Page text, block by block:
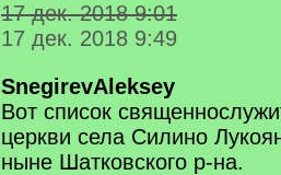
17 дек. 2018 9:01
17 дек. 2018 9:49
SnegirevAleksey
Вот список
церкви села Силино
ныне Шатковского р-на.